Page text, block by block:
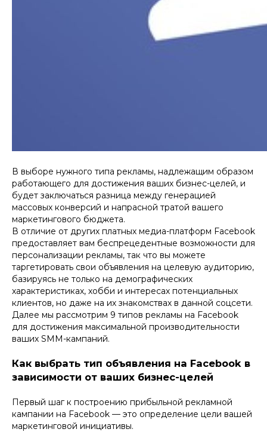
В выборе нужного типа рекламы, надлежащим образом
работающего для достижения ваших бизнес-целей, и
будет заключаться разница между генерацией
массовых конверсий и напрасной тратой вашего
маркетингового бюджета.
В отличие от других платных медиа-платформ Facebook
предоставляет вам беспрецедентные возможности для
персонализации рекламы, так что вы можете
таргетировать свои объявления на целевую аудиторию,
базируясь не только на демографических
характеристиках, хобби и интересах потенциальных
клиентов, но даже на их знакомствах в данной соцсети.
Далее мы рассмотрим 9 типов рекламы на Facebook
для достижения максимальной производительности
ваших SMM-кампаний.
Как выбрать тип объявления на Facebook в
зависимости от ваших бизнес-целей
Первый шаг к построению прибыльной рекламной
кампании на Facebook — это определение цели вашей
маркетинговой инициативы.